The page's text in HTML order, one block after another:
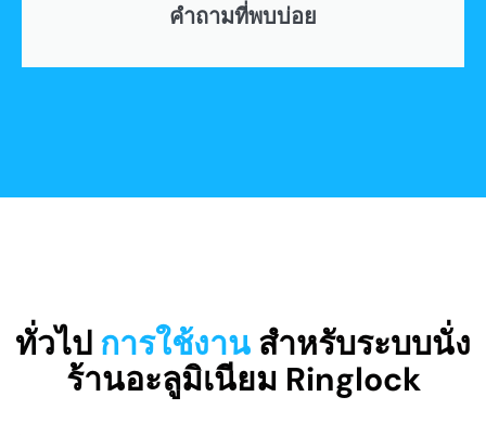
คำถามที่พบบ่อย
ทั่วไป การใช้งาน สำหรับระบบนั่ง
ร้านอะลูมิเนียม Ringlock